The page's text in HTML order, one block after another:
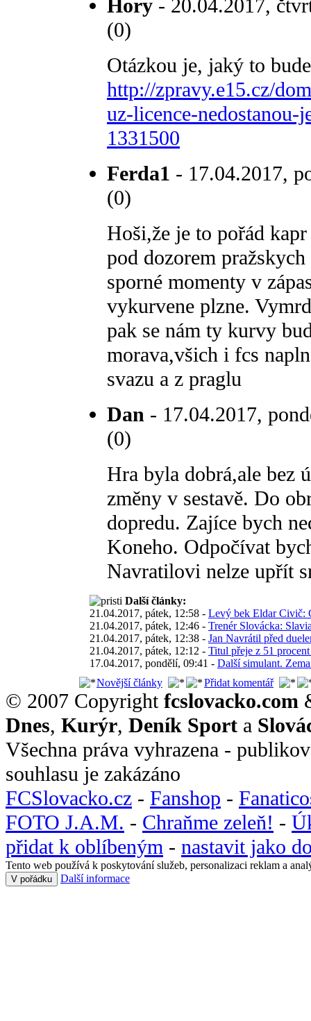
Hory - 20.04.2017,
(0)
Otázkou je, jaký to
http://zpravy.e15.cz/
uz-licence-
1331500
Ferda1 - 17.04.2017,
(0)
Hoši,že je to pořád
pod dozorem
sporné momenty v
vykurvene plzne.
pak se nám ty kurvy
morava,všich i fcs
svazu a z praglu
Dan - 17.04.2017,
(0)
Hra byla dobrá,ale bez
změny v sestavě. Do
dopredu. Zajíce bych
Koneho. Odpočívat
Navratilovi nelze upřít
Další články:
21.04.2017, pátek, 12:58 - Levý bek Eldar Civič:
21.04.2017, pátek, 12:46 - Trenér Slovácka:
21.04.2017, pátek, 12:38 - Jan Navrátil před
21.04.2017, pátek, 12:12 - Titul přeje z 51
17.04.2017, pondělí, 09:41 - Další simulant.
Novější články
Přidat komentář
© 2007 Copyright fcslovacko.com
Dnes, Kurýr, Deník Sport a
Všechna práva vyhrazena -
souhlasu je zakázáno
FCSlovacko.cz - Fanshop -
FOTO J.A.M. - Chraňme zeleň! -
přidat k oblíbeným - nastavit jako
Tento web používá k poskytování služeb, personalizaci reklam a
V pořádku Další informace